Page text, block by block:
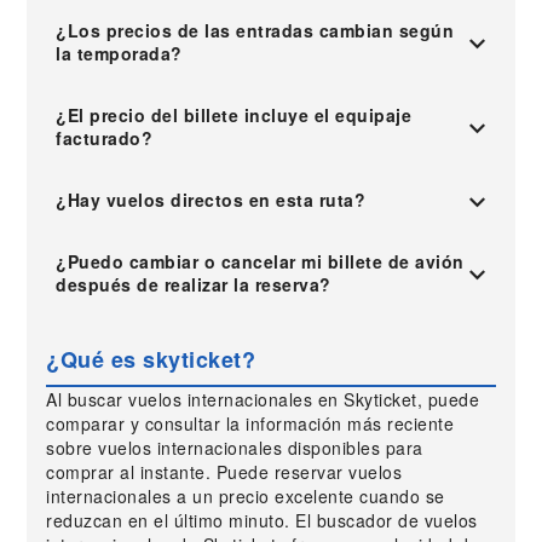
¿Los precios de las entradas cambian según
la temporada?
¿El precio del billete incluye el equipaje
facturado?
¿Hay vuelos directos en esta ruta?
¿Puedo cambiar o cancelar mi billete de avión
después de realizar la reserva?
¿Qué es skyticket?
Al buscar vuelos internacionales en Skyticket, puede
comparar y consultar la información más reciente
sobre vuelos internacionales disponibles para
comprar al instante. Puede reservar vuelos
internacionales a un precio excelente cuando se
reduzcan en el último minuto. El buscador de vuelos